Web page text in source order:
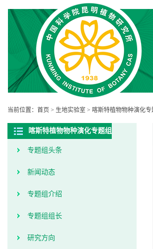
当前位置： 首页 > 生地实验室 > 喀斯特植物物种演化专
喀斯特植物物种演化专题组
专题组头条
新闻动态
专题组介绍
专题组组长
研究方向